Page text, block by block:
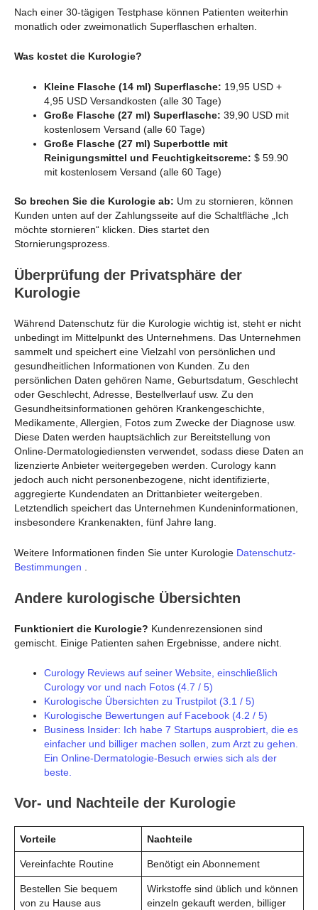
Nach einer 30-tägigen Testphase können Patienten weiterhin
monatlich oder zweimonatlich Superflaschen erhalten.
Was kostet die Kurologie?
Kleine Flasche (14 ml) Superflasche: 19,95 USD +
4,95 USD Versandkosten (alle 30 Tage)
Große Flasche (27 ml) Superflasche: 39,90 USD mit
kostenlosem Versand (alle 60 Tage)
Große Flasche (27 ml) Superbottle mit
Reinigungsmittel und Feuchtigkeitscreme: $ 59.90
mit kostenlosem Versand (alle 60 Tage)
So brechen Sie die Kurologie ab: Um zu stornieren, können
Kunden unten auf der Zahlungsseite auf die Schaltfläche „Ich
möchte stornieren“ klicken. Dies startet den
Stornierungsprozess.
Überprüfung der Privatsphäre der
Kurologie
Während Datenschutz für die Kurologie wichtig ist, steht er nicht
unbedingt im Mittelpunkt des Unternehmens. Das Unternehmen
sammelt und speichert eine Vielzahl von persönlichen und
gesundheitlichen Informationen von Kunden. Zu den
persönlichen Daten gehören Name, Geburtsdatum, Geschlecht
oder Geschlecht, Adresse, Bestellverlauf usw. Zu den
Gesundheitsinformationen gehören Krankengeschichte,
Medikamente, Allergien, Fotos zum Zwecke der Diagnose usw.
Diese Daten werden hauptsächlich zur Bereitstellung von
Online-Dermatologiediensten verwendet, sodass diese Daten an
lizenzierte Anbieter weitergegeben werden. Curology kann
jedoch auch nicht personenbezogene, nicht identifizierte,
aggregierte Kundendaten an Drittanbieter weitergeben.
Letztendlich speichert das Unternehmen Kundeninformationen,
insbesondere Krankenakten, fünf Jahre lang.
Weitere Informationen finden Sie unter Kurologie Datenschutz-
Bestimmungen
Andere kurologische Übersichten
Funktioniert die Kurologie? Kundenrezensionen sind
gemischt. Einige Patienten sahen Ergebnisse, andere nicht.
Curology Reviews auf seiner Website, einschließlich
Curology vor und nach Fotos (4.7 / 5)
Kurologische Übersichten zu Trustpilot (3.1 / 5)
Kurologische Bewertungen auf Facebook (4.2 / 5)
Business Insider: Ich habe 7 Startups ausprobiert, die es
einfacher und billiger machen sollen, zum Arzt zu gehen.
Ein Online-Dermatologie-Besuch erwies sich als der
beste.
Vor- und Nachteile der Kurologie
Vorteile Nachteile
Vereinfachte Routine Benötigt ein Abonnement
Bestellen Sie bequem
von zu Hause aus
Wirkstoffe sind üblich und können
einzeln gekauft werden, billiger